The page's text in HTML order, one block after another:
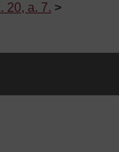
20, a. 7. >